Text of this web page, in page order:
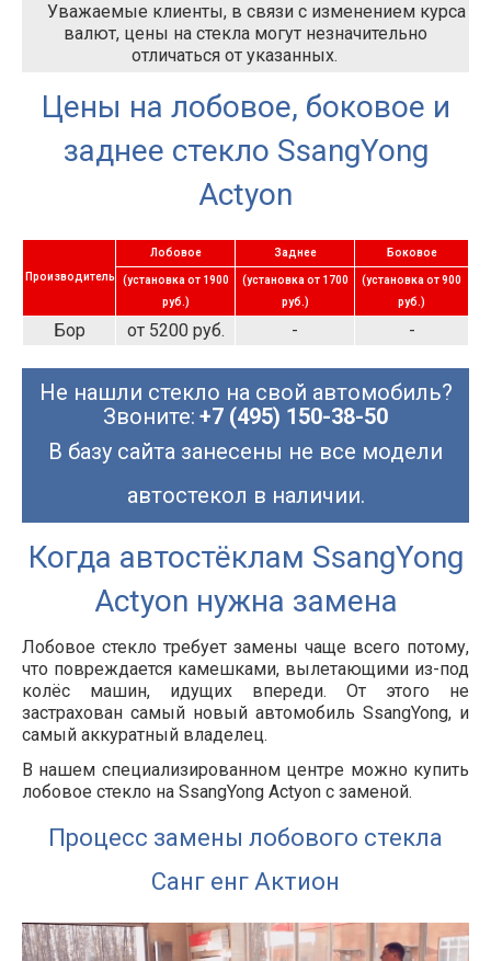
Уважаемые клиенты, в связи с изменением курса
валют, цены на стекла могут незначительно
отличаться от указанных.
Цены на лобовое, боковое и
заднее стекло SsangYong
Actyon
Производитель
Лобовое Заднее Боковое
(установка от 1900
руб.)
(установка от 1700
руб.)
(установка от 900
руб.)
Бор от 5200 руб. - -
Не нашли стекло на свой автомобиль?
Звоните: +7 (495) 150-38-50
В базу сайта занесены не все модели
автостекол в наличии.
Когда автостёклам SsangYong
Actyon нужна замена
Лобовое стекло требует замены чаще всего потому,
что повреждается камешками, вылетающими из-под
колёс машин, идущих впереди. От этого не
застрахован самый новый автомобиль SsangYong, и
самый аккуратный владелец.
В нашем специализированном центре можно купить
лобовое стекло на SsangYong Actyon с заменой.
Процесс замены лобового стекла
Санг енг Актион